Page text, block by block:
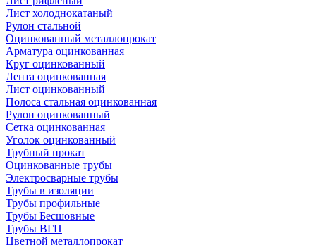
Лист холоднокатаный
Рулон стальной
Оцинкованный металлопрокат
Арматура оцинкованная
Круг оцинкованный
Лента оцинкованная
Лист оцинкованный
Полоса стальная оцинкованная
Рулон оцинкованный
Сетка оцинкованная
Уголок оцинкованный
Трубный прокат
Оцинкованные трубы
Электросварные трубы
Трубы в изоляции
Трубы профильные
Трубы Бесшовные
Трубы ВГП
Цветной металлопрокат